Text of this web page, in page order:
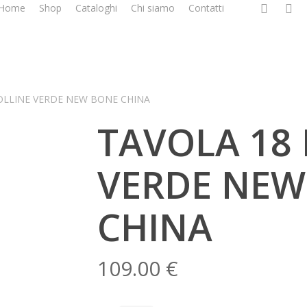
Home Shop Cataloghi Chi siamo Contatti facebookgoogle-
VERDE NEW BONE CHINA
TAVOLA 18
VERDE
CHINA
109.00 €